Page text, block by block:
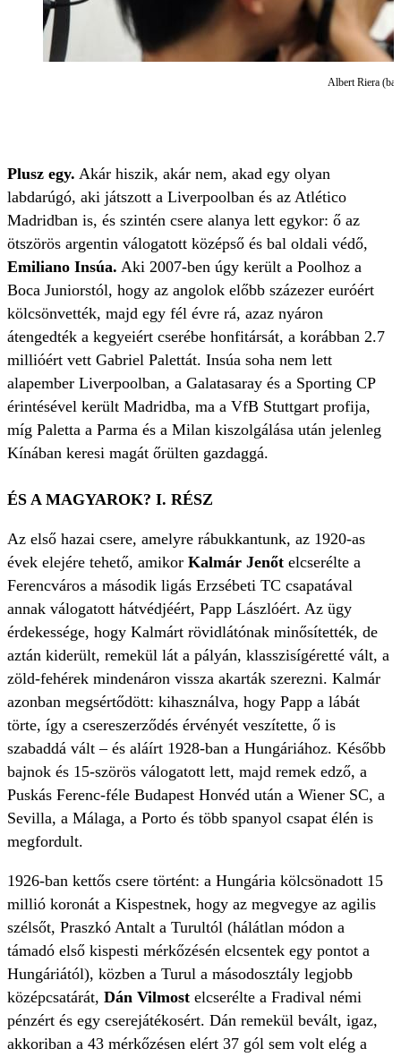
Albert Riera
Plusz egy. Akár hiszik, akár nem, akad egy olyan
labdarúgó, aki játszott a Liverpoolban és az Atlético
Madridban is, és szintén csere alanya lett egykor: ő az
ötszörös argentin válogatott középső és bal oldali védő,
Emiliano Insúa. Aki 2007-ben úgy került a Poolhoz a
Boca Juniorstól, hogy az angolok előbb százezer euróért
kölcsönvették, majd egy fél évre rá, azaz nyáron
átengedték a kegyeiért cserébe honfitársát, a korábban 2.7
millióért vett Gabriel Palettát. Insúa soha nem lett
alapember Liverpoolban, a Galatasaray és a Sporting CP
érintésével került Madridba, ma a VfB Stuttgart profija,
míg Paletta a Parma és a Milan kiszolgálása után jelenleg
Kínában keresi magát őrülten gazdaggá.
ÉS A MAGYAROK? I. RÉSZ
Az első hazai csere, amelyre rábukkantunk, az 1920-as
évek elejére tehető, amikor Kalmár Jenőt elcserélte a
Ferencváros a második ligás Erzsébeti TC csapatával
annak válogatott hátvédjéért, Papp Lászlóért. Az ügy
érdekessége, hogy Kalmárt rövidlátónak minősítették, de
aztán kiderült, remekül lát a pályán, klasszisígéretté vált, a
zöld-fehérek mindenáron vissza akarták szerezni. Kalmár
azonban megsértődött: kihasználva, hogy Papp a lábát
törte, így a csereszerződés érvényét veszítette, ő is
szabaddá vált – és aláírt 1928-ban a Hungáriához. Később
bajnok és 15-szörös válogatott lett, majd remek edző, a
Puskás Ferenc-féle Budapest Honvéd után a Wiener SC, a
Sevilla, a Málaga, a Porto és több spanyol csapat élén is
megfordult.
1926-ban kettős csere történt: a Hungária kölcsönadott 15
millió koronát a Kispestnek, hogy az megvegye az agilis
szélsőt, Praszkó Antalt a Turultól (hálátlan módon a
támadó első kispesti mérkőzésén elcsentek egy pontot a
Hungáriától), közben a Turul a másodosztály legjobb
középcsatárát, Dán Vilmost elcserélte a Fradival némi
pénzért és egy cserejátékosért. Dán remekül bevált, igaz,
akkoriban a 43 mérkőzésen elért 37 gól sem volt elég a